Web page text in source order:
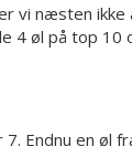
vi næsten
4 øl på top
Endnu en øl